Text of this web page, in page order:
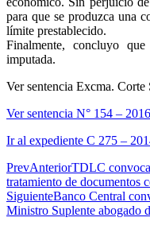
para que se produzca una
límite prestablecido.
Finalmente, concluyo
imputada.
Ver sentencia Excma. Corte
Ver sentencia N° 154 – 2016
Ir al expediente C 275 –
PrevAnteriorTDLC
tratamiento de documentos
SiguienteBanco Central
Ministro Suplente abogado